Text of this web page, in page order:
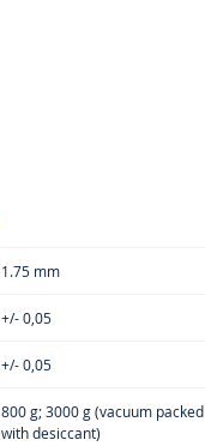
1.75 mm
+/- 0,05
+/- 0,05
800 g; 3000 g (vacuum packed
with desiccant)